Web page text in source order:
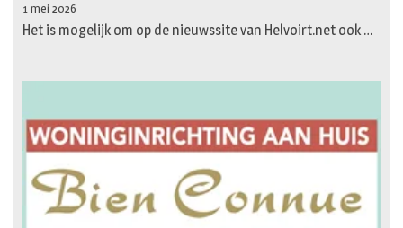
1 mei 2026
Het is mogelijk om op de nieuwssite van Helvoirt.net ook …